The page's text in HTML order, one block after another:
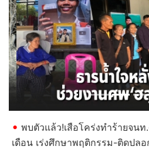
Previous
พบตัวแล้ว!เสือโคร่งทำร้ายจนท
เดือน เร่งศึกษาพฤติกรรม-ติดปล